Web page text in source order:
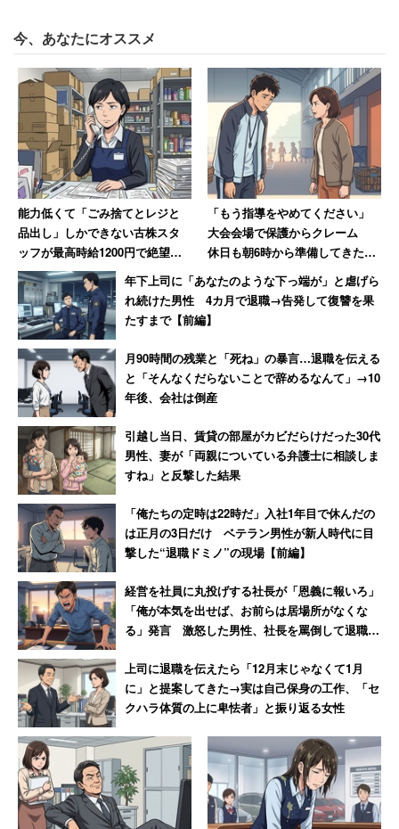
「これこそが絶対的幸せって思いこんだ人が、人を
可哀想っていうときの『やらしさ』みたいなものが
本当に嫌だ」
遠野なぎこも「男性のマウンティング」指摘
一方でカルーセル麻紀さんは「昔は愛妻弁当ってのがあっ
たんだけどね」とこぼす。しかし再度「昔ね」と念押しを
したので今と昔では少し違うとは感じているようだ。
女優の遠野なぎこさんは「生活のスタイルは人それぞれ。
比べることはない」と価値観の違いを述べた上で、
「女性のマウンティングの逆パターン。優位に立ち
たいだけ」
とやはり投稿者に批判的なニュアンスを込めた発言をし
た。
少々特殊であり微笑ましかったのが、アスリートでもある
武井壮さんのお弁当論。自身の中で「冷めた油ものを食べ
ない」というルールがあるそうで、朝、弁当に油ものが入
っていることを見つけたら「お前のうまいから我慢できね
えわ」と言って温かいうちに食べているという。
タレントの梅宮アンナさんは、父・梅宮辰夫さんが料理を
するため実家には家族用と父親用、2つのキッチンがある
今、あなたにオススメ
能力低くて「ごみ捨てとレジと
品出し」しかできない古株スタ
ッフが最高時給1200円で絶望、
時給が25円低い女性のやる気は
消滅
「もう指導をやめてください」
大会会場で保護からクレーム
休日も朝6時から準備してきた部
活動の指導者が思うこと
年下上司に「あなたのような下っ端が」と虐げら
れ続けた男性 4カ月で退職→告発して復讐を果
たすまで【前編】
月90時間の残業と「死ね」の暴言…退職を伝える
と「そんなくだらないことで辞めるなんて」→10
年後、会社は倒産
引越し当日、賃貸の部屋がカビだらけだった30代
男性、妻が「両親についている弁護士に相談しま
すね」と反撃した結果
「俺たちの定時は22時だ」入社1年目で休んだの
は正月の3日だけ ベテラン男性が新人時代に目
撃した“退職ドミノ”の現場【前編】
経営を社員に丸投げする社長が「恩義に報いろ」
「俺が本気を出せば、お前らは居場所がなくな
る」発言 激怒した男性、社長を罵倒して退職
上司に退職を伝えたら「12月末じゃなくて1月
に」と提案してきた→実は自己保身の工作、「セ
クハラ体質の上に卑怯者」と振り返る女性